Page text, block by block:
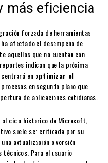
más eficiencia
forzada de herramientas
afectado el desempeño de
aquellos que no cuentan con
indican que la próxima
centrará en optimizar el
procesos en segundo plano que
de aplicaciones cotidianas.
ciclo histórico de Microsoft,
suele ser criticada por su
actualización o versión
Para el usuario